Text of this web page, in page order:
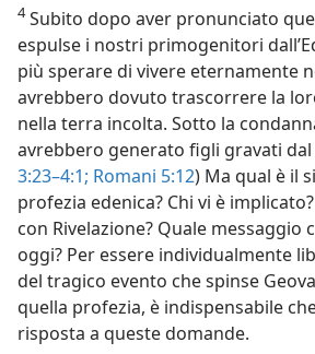
4Subito dopo aver pronunciato
espulse i nostri primogenitori
più sperare di vivere eternamente
avrebbero dovuto trascorrere la
nella terra incolta. Sotto la
avrebbero generato figli gravati dal
3:23–4:1; Romani 5:12) Ma qual è il
profezia edenica? Chi vi è
con Rivelazione? Quale messaggio
oggi? Per essere individualmente
del tragico evento che spinse
quella profezia, è indispensabile
risposta a queste domande.